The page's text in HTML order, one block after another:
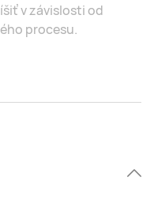
v závislosti od
procesu.